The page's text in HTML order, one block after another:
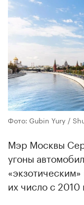
Фото: Gubin Yury /
Мэр Москвы
угоны
их число с 2010